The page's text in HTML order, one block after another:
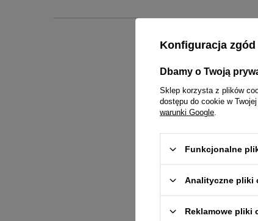
Konfiguracja zgód
Dbamy o Twoją
Sklep korzysta z plików
dostępu do cookie w
warunki Google
Funkcjonalne
Analityczne pliki
Reklamowe pliki